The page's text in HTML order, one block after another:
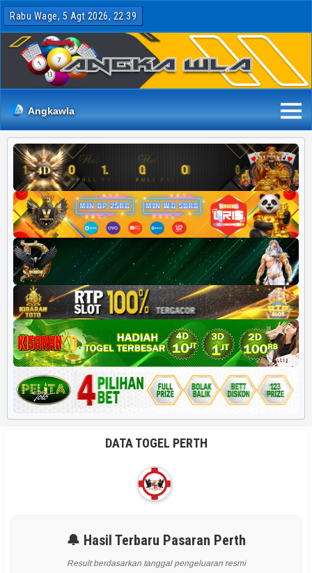
Rabu Wage, 5 Agt 2026, 22:39
Angkawla
DATA TOGEL PERTH
🔔 Hasil Terbaru Pasaran Perth
Result berdasarkan tanggal pengeluaran resmi